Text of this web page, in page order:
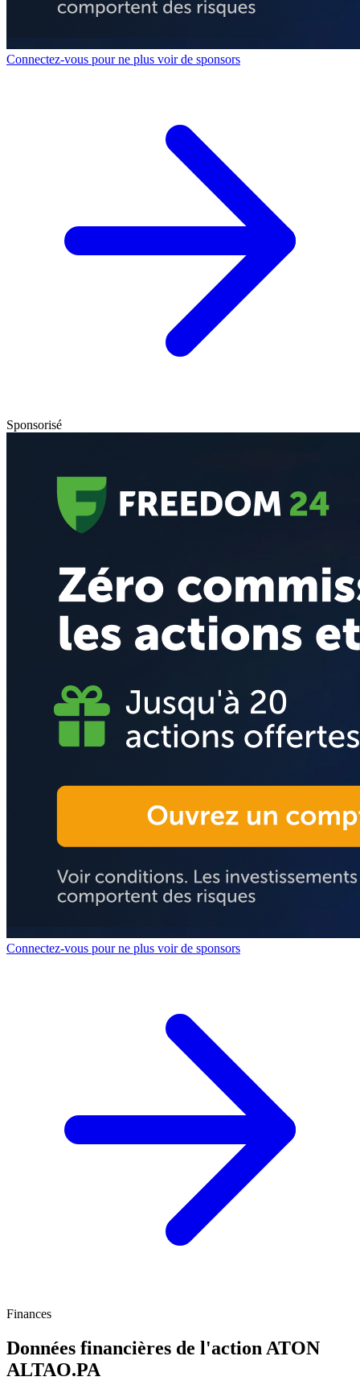
Connectez-vous pour ne plus voir de sponsors
Sponsorisé
Connectez-vous pour ne plus voir de sponsors
Finances
Données financières de l'action ATON
ALTAO.PA